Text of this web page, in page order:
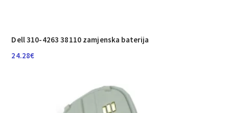
Dell 310-4263 38110 zamjenska baterija
24.28€